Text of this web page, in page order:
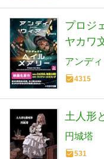
プロジ
ヤカワ
アンデ
4315
土人形
円城塔
531